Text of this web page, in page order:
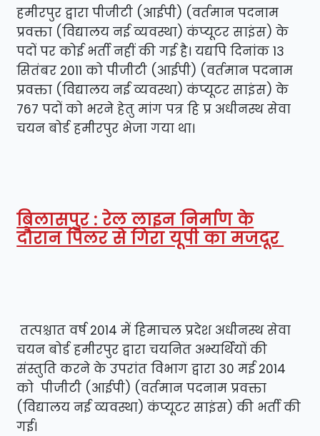
हमीरपुर द्वारा पीजीटी (आईपी) (वर्तमान पदनाम
प्रवक्ता (विद्यालय नई व्यवस्था) कंप्यूटर साइंस) के
पदों पर कोई भर्ती नहीं की गई है। यद्यपि दिनांक 13
सितंबर 2011 को पीजीटी (आईपी) (वर्तमान पदनाम
प्रवक्ता (विद्यालय नई व्यवस्था) कंप्यूटर साइंस) के
767 पदों को भरने हेतु मांग पत्र हि प्र अधीनस्थ सेवा
चयन बोर्ड हमीरपुर भेजा गया था।
बिलासपुर : रेल लाइन निर्माण के
दौरान पिलर से गिरा यूपी का मजदूर
तत्पश्चात वर्ष 2014 में हिमाचल प्रदेश अधीनस्थ सेवा
चयन बोर्ड हमीरपुर द्वारा चयनित अभ्यर्थियों की
संस्तुति करने के उपरांत विभाग द्वारा 30 मई 2014
को पीजीटी (आईपी) (वर्तमान पदनाम प्रवक्ता
(विद्यालय नई व्यवस्था) कंप्यूटर साइंस) की भर्ती की
गई।